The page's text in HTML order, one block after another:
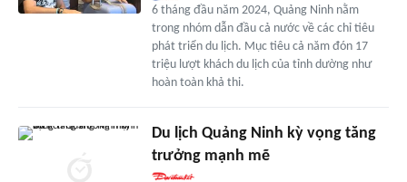
6 tháng đầu năm 2024, Quảng Ninh nằm
trong nhóm dẫn đầu cả nước về các chỉ tiêu
phát triển du lịch. Mục tiêu cả năm đón 17
triệu lượt khách du lịch của tỉnh dường như
hoàn toàn khả thi.
Du lịch Quảng Ninh kỳ vọng tăng
trưởng mạnh mẽ